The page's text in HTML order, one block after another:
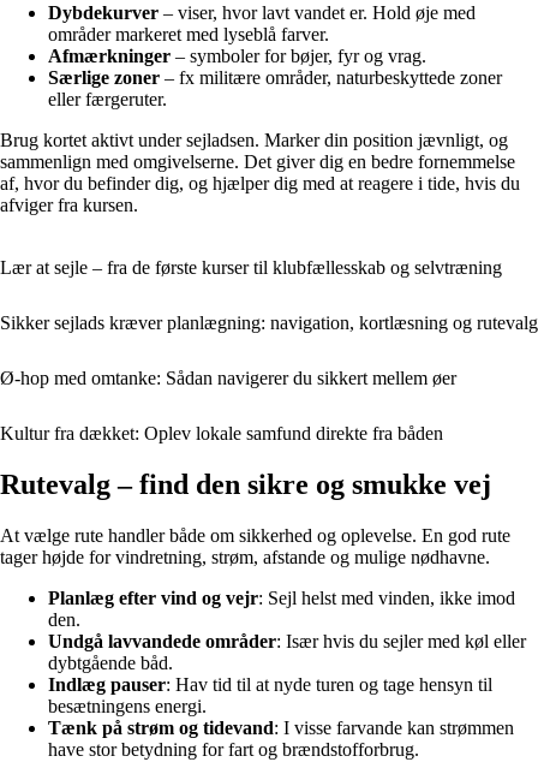
Dybdekurver – viser, hvor lavt vandet er. Hold øje med
områder markeret med lyseblå farver.
Afmærkninger – symboler for bøjer, fyr og vrag.
Særlige zoner – fx militære områder, naturbeskyttede zoner
eller færgeruter.
Brug kortet aktivt under sejladsen. Marker din position jævnligt, og
sammenlign med omgivelserne. Det giver dig en bedre fornemmelse
af, hvor du befinder dig, og hjælper dig med at reagere i tide, hvis du
afviger fra kursen.
Lær at sejle – fra de første kurser til klubfællesskab og selvtræning
Sikker sejlads kræver planlægning: navigation, kortlæsning og rutevalg
Ø-hop med omtanke: Sådan navigerer du sikkert mellem øer
Kultur fra dækket: Oplev lokale samfund direkte fra båden
Rutevalg – find den sikre og smukke vej
At vælge rute handler både om sikkerhed og oplevelse. En god rute
tager højde for vindretning, strøm, afstande og mulige nødhavne.
Planlæg efter vind og vejr: Sejl helst med vinden, ikke imod
den.
Undgå lavvandede områder: Især hvis du sejler med køl eller
dybtgående båd.
Indlæg pauser: Hav tid til at nyde turen og tage hensyn til
besætningens energi.
Tænk på strøm og tidevand: I visse farvande kan strømmen
have stor betydning for fart og brændstofforbrug.